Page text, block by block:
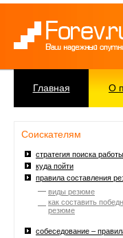
Главная О
Соискателям
стратегия поиска работы
куда пойти
правила составления
виды резюме
как составить
резюме
собеседование –